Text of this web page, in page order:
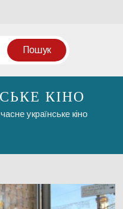
КІНО
українське кіно